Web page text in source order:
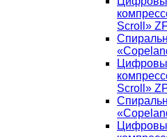
Scroll»
Scroll»